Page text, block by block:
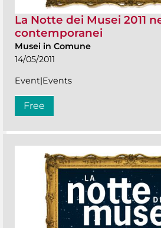
La Notte dei Musei 2011
contemporanei
Musei in Comune
14/05/2011
Event|Events
Free